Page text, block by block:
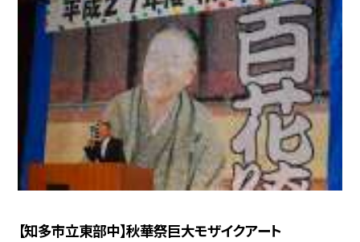
【知多市立東部中】秋華祭巨大モザイクアート